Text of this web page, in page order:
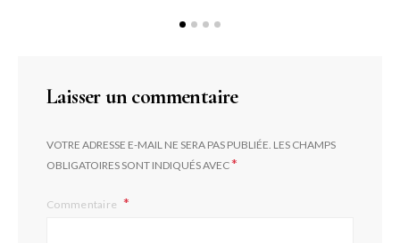
Laisser un commentaire
VOTRE ADRESSE E-MAIL NE SERA PAS PUBLIÉE. LES CHAMPS
OBLIGATOIRES SONT INDIQUÉS AVEC*
Commentaire